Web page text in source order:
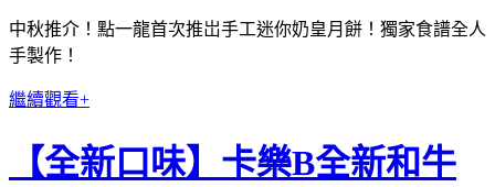
中秋推介！點一龍首次推岀手工迷你奶皇月餅！獨家食譜全人
手製作！
繼續觀看+
【全新口味】卡樂B全新和牛